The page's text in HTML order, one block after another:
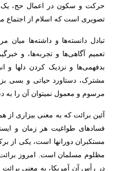
حرکت و سکون در اعمال حج، یک
تصویری است که اسلام از اجتماع
تبادل دانسته‌ها و داشته‌ها
تعمیم آگاهی‌ها و تجربه‌ها، و
بدفهمی‌ها و نزدیک کردن دلها و
مشترک، دستاورد حیاتی و بسی
مرسوم و معمول نمیتوان آن را به
آئین برائت که به معنی بیزاری
فسادهای طواغیت هر زمان و
مستکبران دورانها است، یکی از
مظلوم مسلمان است. امروز
در رأس آن آمریکا، به ‌معنی